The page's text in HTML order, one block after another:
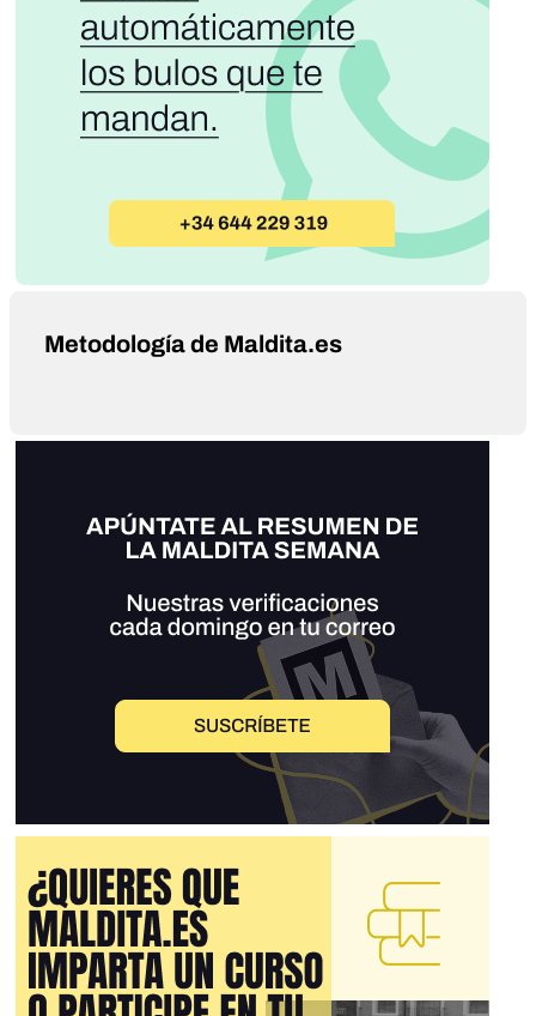
Metodología de Maldita.es